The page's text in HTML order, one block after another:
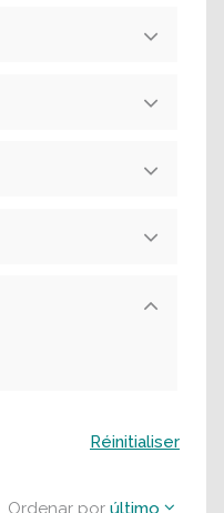
Ordenar por último
Réinitialiser